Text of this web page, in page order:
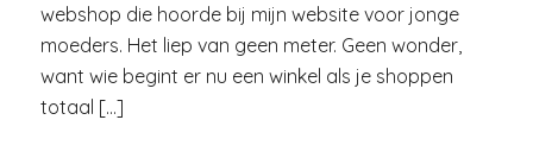
webshop die hoorde bij mijn website voor jonge
moeders. Het liep van geen meter. Geen wonder,
want wie begint er nu een winkel als je shoppen
totaal […]